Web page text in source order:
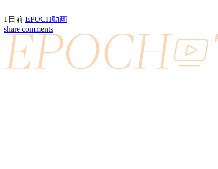
1日前 EPOCH動画
share comments